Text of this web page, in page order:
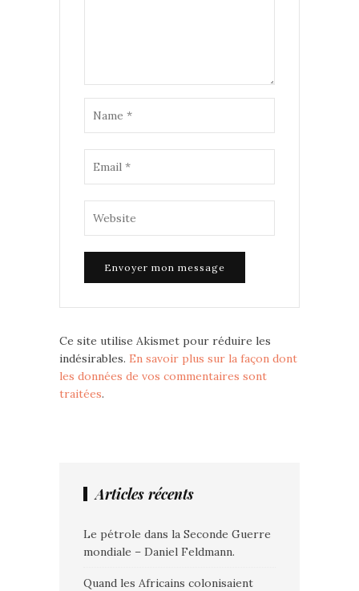
Ce site utilise Akismet pour réduire les
indésirables. En savoir plus sur la façon dont
les données de vos commentaires sont
traitées.
Articles récents
Le pétrole dans la Seconde Guerre
mondiale – Daniel Feldmann.
Quand les Africains colonisaient